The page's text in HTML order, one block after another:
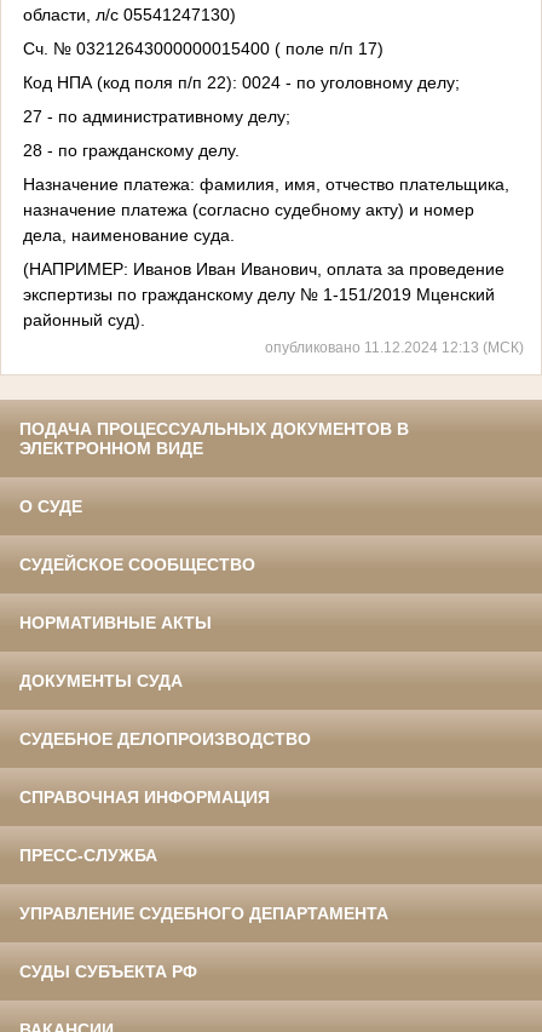
области, л/с 05541247130)
Сч. № 03212643000000015400 ( поле п/п 17)
Код НПА (код поля п/п 22): 0024 - по уголовному делу;
27 - по административному делу;
28 - по гражданскому делу.
Назначение платежа: фамилия, имя, отчество плательщика,
назначение платежа (согласно судебному акту) и номер
дела, наименование суда.
(НАПРИМЕР: Иванов Иван Иванович, оплата за проведение
экспертизы по гражданскому делу № 1-151/2019 Мценский
районный суд).
опубликовано 11.12.2024 12:13 (МСК)
ПОДАЧА ПРОЦЕССУАЛЬНЫХ ДОКУМЕНТОВ В
ЭЛЕКТРОННОМ ВИДЕ
О СУДЕ
СУДЕЙСКОЕ СООБЩЕСТВО
НОРМАТИВНЫЕ АКТЫ
ДОКУМЕНТЫ СУДА
СУДЕБНОЕ ДЕЛОПРОИЗВОДСТВО
СПРАВОЧНАЯ ИНФОРМАЦИЯ
ПРЕСС-СЛУЖБА
УПРАВЛЕНИЕ СУДЕБНОГО ДЕПАРТАМЕНТА
СУДЫ СУБЪЕКТА РФ